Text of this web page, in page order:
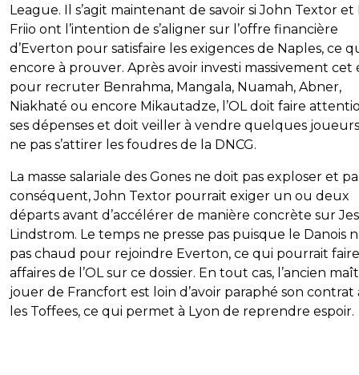
League. Il s’agit maintenant de savoir si John Textor et
Friio ont l’intention de s’aligner sur l’offre financière
d’Everton pour satisfaire les exigences de Naples, ce
encore à prouver. Après avoir investi massivement cet
pour recruter Benrahma, Mangala, Nuamah, Abner,
Niakhaté ou encore Mikautadze, l’OL doit faire
ses dépenses et doit veiller à vendre quelques
ne pas s’attirer les foudres de la DNCG.
La masse salariale des Gones ne doit pas exploser et
conséquent, John Textor pourrait exiger un ou deux
départs avant d’accélérer de manière concrète sur
Lindstrom. Le temps ne presse pas puisque le Danois
pas chaud pour rejoindre Everton, ce qui pourrait
affaires de l’OL sur ce dossier. En tout cas, l’ancien
jouer de Francfort est loin d’avoir paraphé son contrat
les Toffees, ce qui permet à Lyon de reprendre espoir.